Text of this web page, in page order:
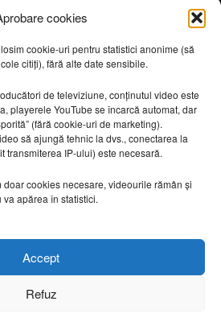
cookies
cookie-uri pentru statistici anonime (să
citiți), fără alte date sensibile.
de televiziune, conținutul video este
playerele YouTube se încarcă automat, dar
(fără cookie-uri de marketing).
să ajungă tehnic la dvs., conectarea la
transmiterea IP-ului) este necesară.
doar cookies necesare, videourile rămân și
apărea în statistici.
Accept
Refuz
INTERIOARE
126
INTERIOR
64
& DESIGN
OPINII & ANALIZE
43
recomandate
seri de vară